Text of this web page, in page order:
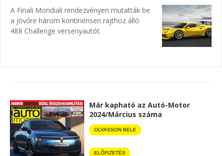
A Finali Mondiali rendezvényen mutatták be
a jövőre három kontinensen rajthoz álló
488 Challenge versenyautót.
Már kapható az Autó-Motor
2024/Március száma
OLVASSON BELE
ELŐFIZETÉS